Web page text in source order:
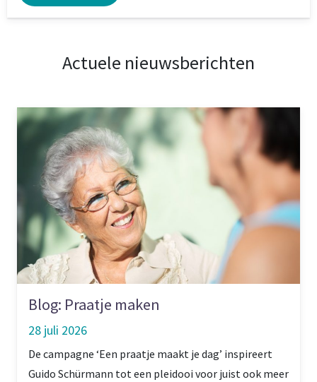
Actuele nieuwsberichten
Blog: Praatje maken
28 juli 2026
De campagne ‘Een praatje maakt je dag’ inspireert
Guido Schürmann tot een pleidooi voor juist ook meer